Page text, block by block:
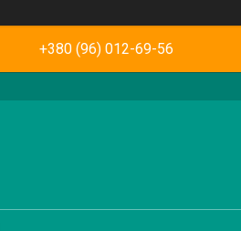
+380 (96) 012-69-56